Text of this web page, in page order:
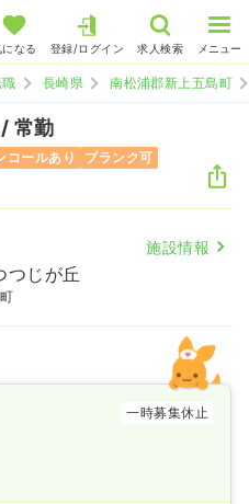
になる 登録/ログイン 求人検索 メニュー
長崎県 南松浦郡新上五島町
常勤
コールあり
ブランク可
施設情報
つじが丘
一時募集休止